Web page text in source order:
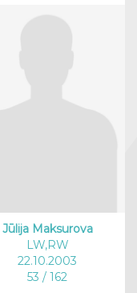
Jūlija Maksurova
LW,RW
22.10.2003
53 / 162